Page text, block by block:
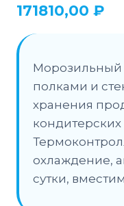
171810,00 ₽
Морозильный
полками и
хранения
охлаждение,
сутки,